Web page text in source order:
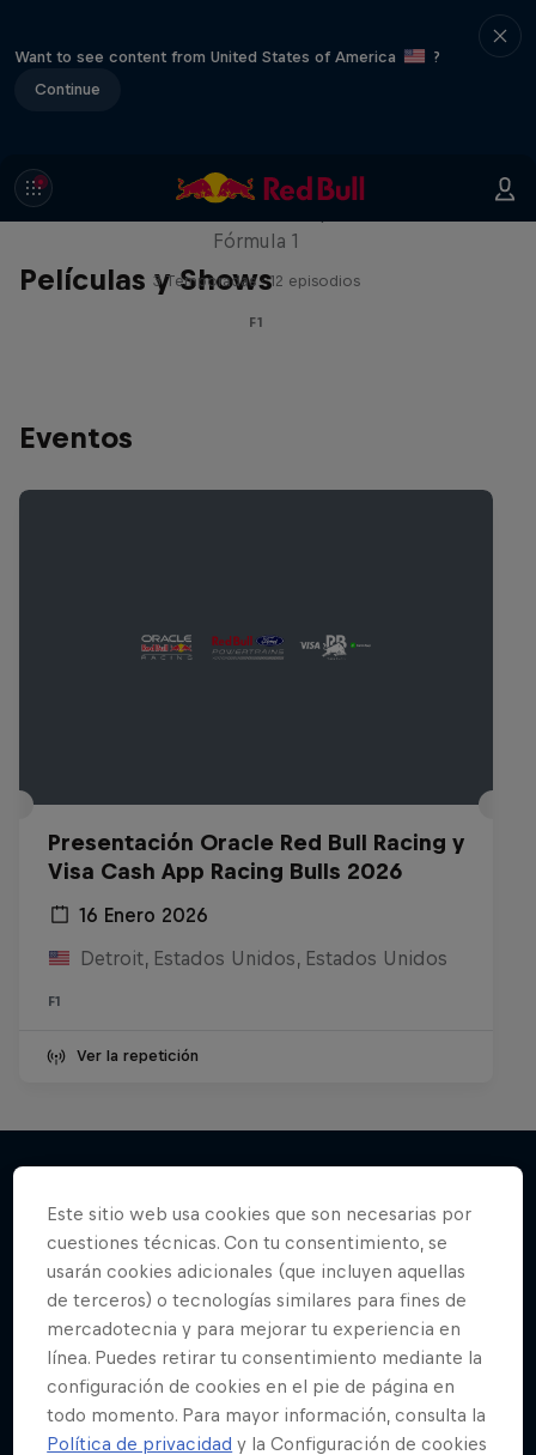
Want to see content from United States of America
?
Continue
Películas y Shows
Red Bull Racing Road Trips
Fórmula 1
3 Temporadas · 12 episodios
F1
Eventos
Presentación Oracle Red Bull Racing y
Visa Cash App Racing Bulls 2026
16 Enero 2026
Detroit, Estados Unidos, Estados Unidos
F1
Ver la repetición
Más contenidos similares
Este sitio web usa cookies que son necesarias por
cuestiones técnicas. Con tu consentimiento, se
usarán cookies adicionales (que incluyen aquellas
de terceros) o tecnologías similares para fines de
mercadotecnia y para mejorar tu experiencia en
línea. Puedes retirar tu consentimiento mediante la
configuración de cookies en el pie de página en
todo momento. Para mayor información, consulta la
Política de privacidad y la Configuración de cookies